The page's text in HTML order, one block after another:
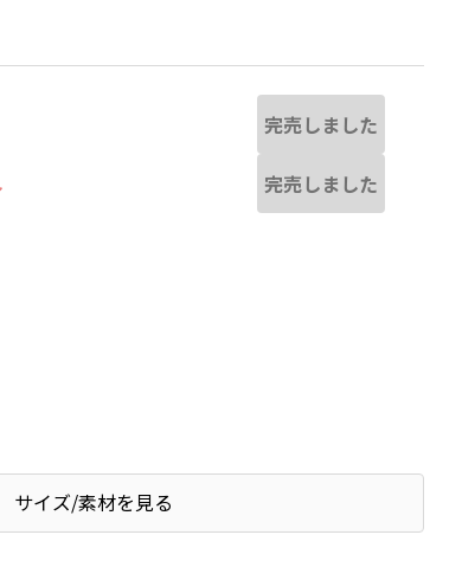
完売しました
完売しました
サイズ/素材を見る